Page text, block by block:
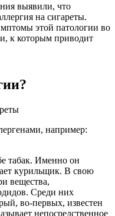
выявили, что
на сигареты.
этой патологии во
к которым приводит
например:
табак. Именно он
курильщик. В свою
вещества,
Среди них
во-первых, известен
непосредственное